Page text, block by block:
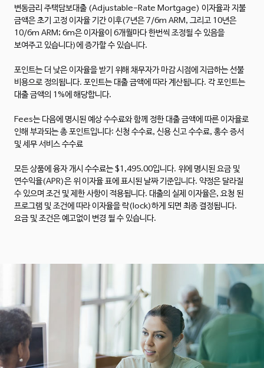
변동금리 주택담보대출 (Adjustable-Rate Mortgage) 이자율과 지불
금액은 초기 고정 이자율 기간 이후(7년은 7/6m ARM, 그리고 10년은
10/6m ARM; 6m은 이자율이 6개월마다 한번씩 조정될 수 있음을
보여주고 있습니다)에 증가할 수 있습니다.
포인트는 더 낮은 이자율을 받기 위해 채무자가 마감 시점에 지급하는 선불
비용으로 정의됩니다. 포인트는 대출 금액에 따라 계산됩니다. 각 포인트는
대출 금액의 1%에 해당합니다.
Fees는 다음에 명시된 예상 수수료와 함께 정한 대출 금액에 따른 이자율로
인해 부과되는 총 포인트입니다: 신청 수수료, 신용 신고 수수료, 홍수 증서
및 세무 서비스 수수료
모든 상품에 융자 개시 수수료는 $1,495.00입니다. 위에 명시된 요금 및
연수익율(APR)은 위 이자율 표에 표시된 날짜 기준입니다. 약정은 달라질
수 있으며 조건 및 제한 사항이 적용됩니다. 대출의 실제 이자율은, 요청 된
프로그램 및 조건에 따라 이자율을 락(lock)하게 되면 최종 결정됩니다.
요금 및 조건은 예고없이 변경 될 수 있습니다.